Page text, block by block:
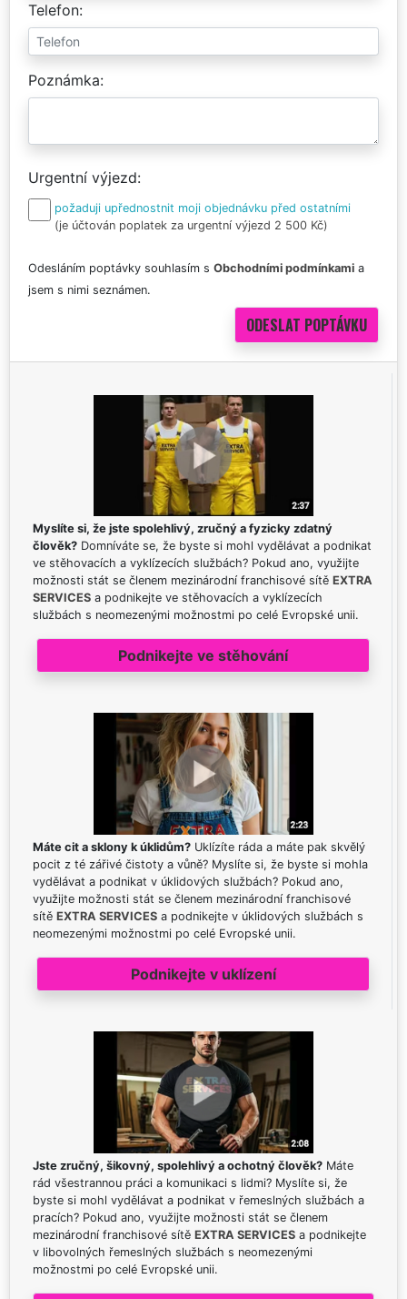
Telefon
Poznámka
Urgentní výjezd
požaduji upřednostnit moji objednávku před ostatními
(je účtován poplatek za urgentní výjezd 2 500 Kč)
Odesláním poptávky souhlasím s Obchodními podmínkami a
jsem s nimi seznámen.
Myslíte si, že jste spolehlivý, zručný a fyzicky zdatný
člověk? Domníváte se, že byste si mohl vydělávat a podnikat
ve stěhovacích a vyklízecích službách? Pokud ano, využijte
možnosti stát se členem mezinárodní franchisové sítě EXTRA
SERVICES a podnikejte ve stěhovacích a vyklízecích
službách s neomezenými možnostmi po celé Evropské unii.
Podnikejte ve stěhování
Máte cit a sklony k úklidům? Uklízíte ráda a máte pak skvělý
pocit z té zářivé čistoty a vůně? Myslíte si, že byste si mohla
vydělávat a podnikat v úklidových službách? Pokud ano,
využijte možnosti stát se členem mezinárodní franchisové
sítě EXTRA SERVICES a podnikejte v úklidových službách s
neomezenými možnostmi po celé Evropské unii.
Podnikejte v uklízení
Jste zručný, šikovný, spolehlivý a ochotný člověk? Máte
rád všestrannou práci a komunikaci s lidmi? Myslíte si, že
byste si mohl vydělávat a podnikat v řemeslných službách a
pracích? Pokud ano, využijte možnosti stát se členem
mezinárodní franchisové sítě EXTRA SERVICES a podnikejte
v libovolných řemeslných službách s neomezenými
možnostmi po celé Evropské unii.